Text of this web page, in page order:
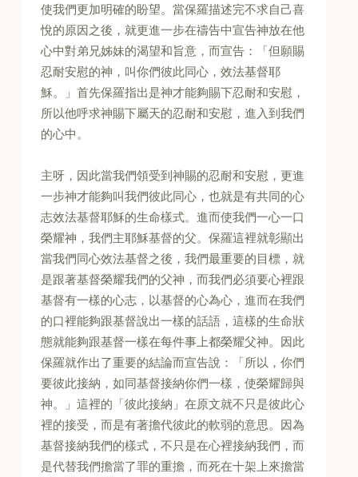
使我們更加明確的盼望。當保羅描述完不求自己喜
悅的原因之後，就更進一步在禱告中宣告神放在他
心中對弟兄姊妹的渴望和旨意，而宣告：「但願賜
忍耐安慰的神，叫你們彼此同心，效法基督耶
穌。」首先保羅指出是神才能夠賜下忍耐和安慰，
所以他呼求神賜下屬天的忍耐和安慰，進入到我們
的心中。
主呀，因此當我們領受到神賜的忍耐和安慰，更進
一步神才能夠叫我們彼此同心，也就是有共同的心
志效法基督耶穌的生命樣式。進而使我們一心一口
榮耀神，我們主耶穌基督的父。保羅這裡就彰顯出
當我們同心效法基督之後，我們最重要的目標，就
是跟著基督榮耀我們的父神，而我們必須要心裡跟
基督有一樣的心志，以基督的心為心，進而在我們
的口裡能夠跟基督說出一樣的話語，這樣的生命狀
態就能夠跟基督一樣在每件事上都榮耀父神。因此
保羅就作出了重要的結論而宣告說：「所以，你們
要彼此接納，如同基督接納你們一樣，使榮耀歸與
神。」這裡的「彼此接納」在原文就不只是彼此心
裡的接受，而是有著擔代彼此的軟弱的意思。因為
基督接納我們的樣式，不只是在心裡接納我們，而
是代替我們擔當了罪的重擔，而死在十架上來擔當